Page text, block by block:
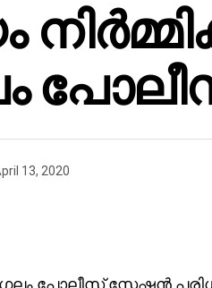
13, 2020
പോലീസ് സ്റ്റേഷൻ